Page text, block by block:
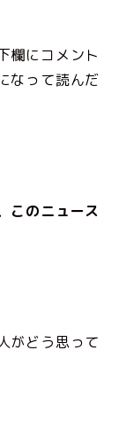
欄にコメント
なって読んだ
このニュース
がどう思って